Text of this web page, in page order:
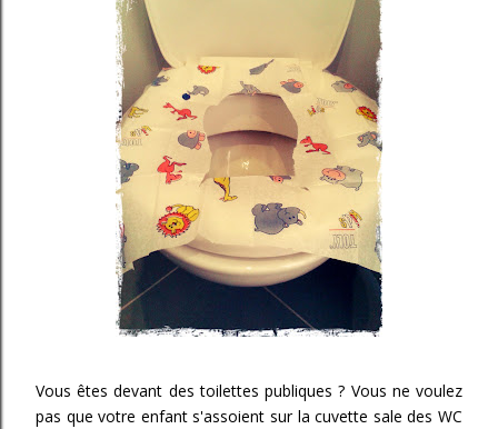
Vous êtes devant des toilettes publiques ? Vous ne voulez
pas que votre enfant s'assoient sur la cuvette sale des WC